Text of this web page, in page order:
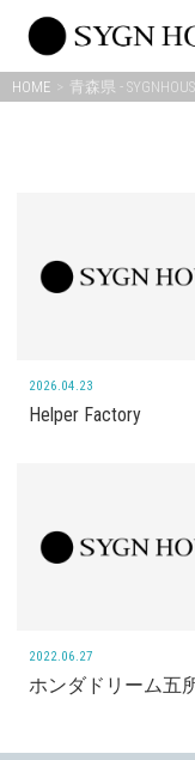
content
HOME 青森県 -
2026.04.23
Helper Factory
2022.06.27
ホンダドリーム五